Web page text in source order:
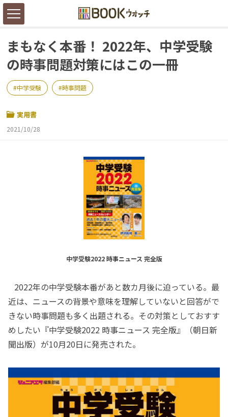
まもなく本番！ 2022年、中学受験
の時事問題対策にはこの一冊
中学受験 時事問題
実用書
2021/10/28
中学受験2022 時事ニュース 完全版
2022年の中学受験本番があと数カ月後に迫っている。最
近は、ニュースの背景や意味を理解していないと回答がで
きない時事問題も多く出題される。その対策としておすす
めしたい『中学受験2022 時事ニュース 完全版』（朝日新
聞出版）が10月20日に発売された。